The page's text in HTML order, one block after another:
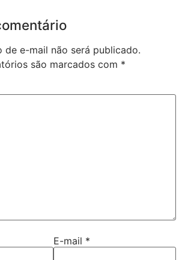
de e-mail não será publicado.
são marcados com *
E-mail *